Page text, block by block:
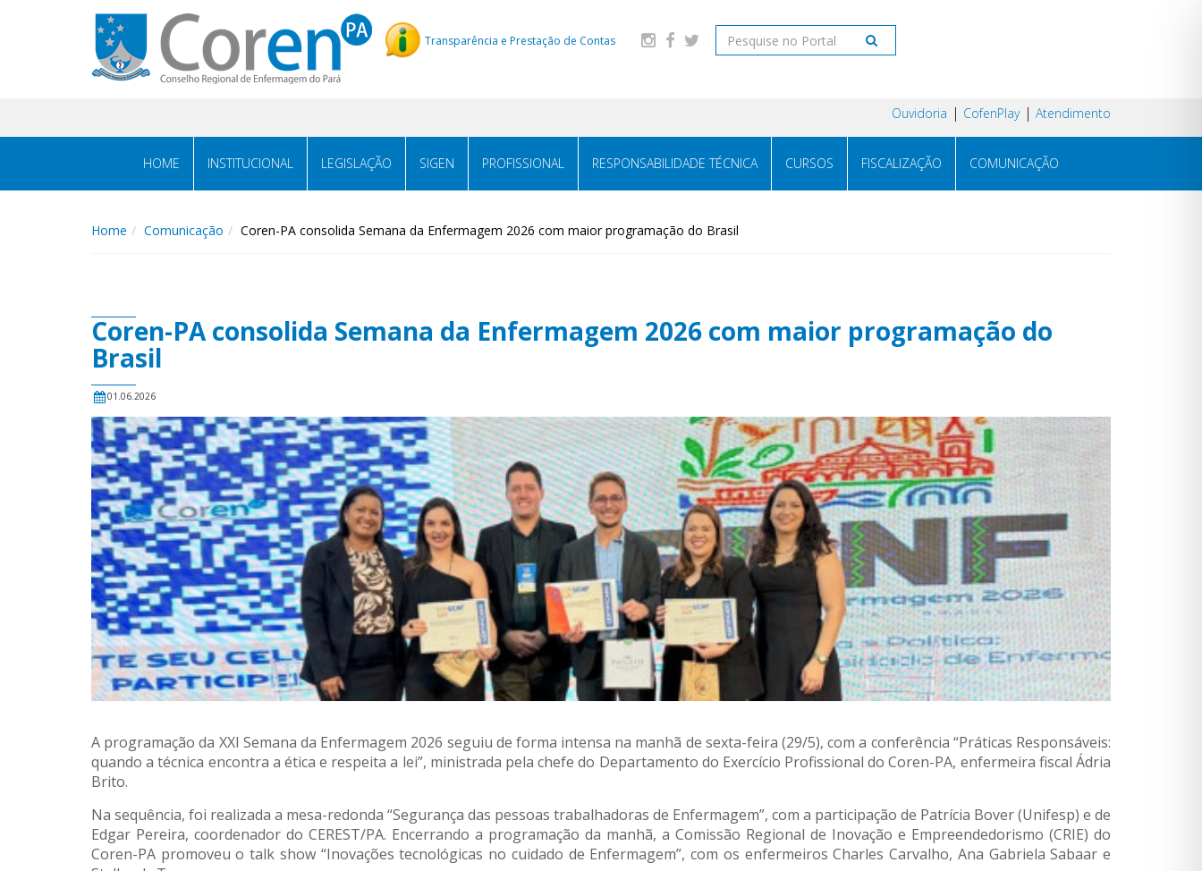
Transparência e Prestação de Contas
Ouvidoria CofenPlay Atendimento
HOME INSTITUCIONAL LEGISLAÇÃO SIGEN PROFISSIONAL RESPONSABILIDADE TÉCNICA CURSOS FISCALIZAÇÃO COMUNICAÇÃO
Home Comunicação Coren-PA consolida Semana da Enfermagem 2026 com maior programação do Brasil
Coren-PA consolida Semana da Enfermagem 2026 com maior programação do
Brasil
01.06.2026
A programação da XXI Semana da Enfermagem 2026 seguiu de forma intensa na manhã de sexta-feira (29/5), com a conferência “Práticas Responsáveis:
quando a técnica encontra a ética e respeita a lei”, ministrada pela chefe do Departamento do Exercício Profissional do Coren-PA, enfermeira fiscal Ádria
Brito.
Na sequência, foi realizada a mesa-redonda “Segurança das pessoas trabalhadoras de Enfermagem”, com a participação de Patrícia Bover (Unifesp) e de
Edgar Pereira, coordenador do CEREST/PA. Encerrando a programação da manhã, a Comissão Regional de Inovação e Empreendedorismo (CRIE) do
Coren-PA promoveu o talk show “Inovações tecnológicas no cuidado de Enfermagem”, com os enfermeiros Charles Carvalho, Ana Gabriela Sabaar e